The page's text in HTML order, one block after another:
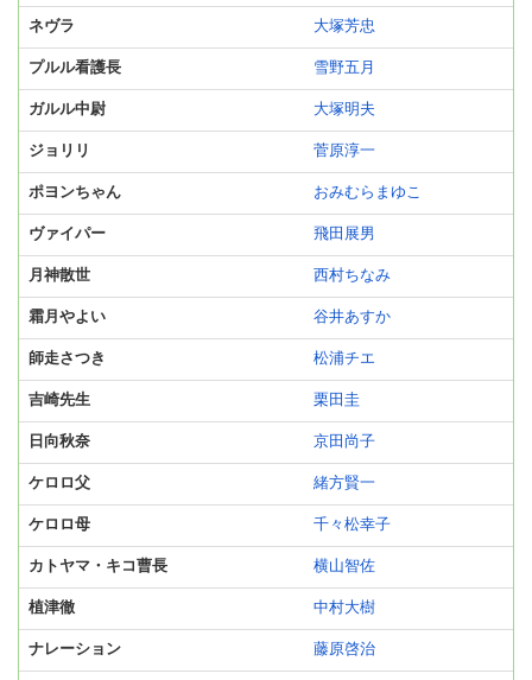
ネヴラ 大塚芳忠
プルル看護長 雪野五月
ガルル中尉 大塚明夫
ジョリリ 菅原淳一
ポヨンちゃん おみむらまゆこ
ヴァイパー 飛田展男
月神散世 西村ちなみ
霜月やよい 谷井あすか
師走さつき 松浦チエ
吉崎先生 栗田圭
日向秋奈 京田尚子
ケロロ父 緒方賢一
ケロロ母 千々松幸子
カトヤマ・キコ曹長 横山智佐
植津徹 中村大樹
ナレーション 藤原啓治